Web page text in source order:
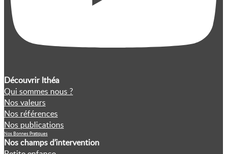
Découvrir Ithéa
Qui sommes nous ?
Nos valeurs
Nos références
Nos publications
Nos Bonnes Pratiques
Nos champs d’intervention